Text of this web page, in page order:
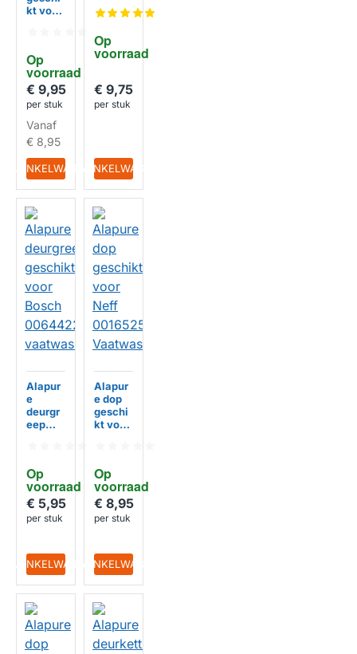
HUISMERK
Op
voorraad
kt voor
sser
174080
0500
€ 9,95
per stuk
Vanaf
€ 8,95
IN WINKELWAGEN
HUISMERK
Op
voorraad
006114
vaatwa
sser
€ 9,75
per stuk
IN WINKELWAGEN
HUISMERK
Op
voorraad
Alapur
e
deurgr
eep
00644
221
vaatwa
sser
€ 5,95
per stuk
IN WINKELWAGEN
HUISMERK
Op
voorraad
Alapur
e dop
geschi
kt voor
Vaatwa
sser
€ 8,95
per stuk
IN WINKELWAGEN